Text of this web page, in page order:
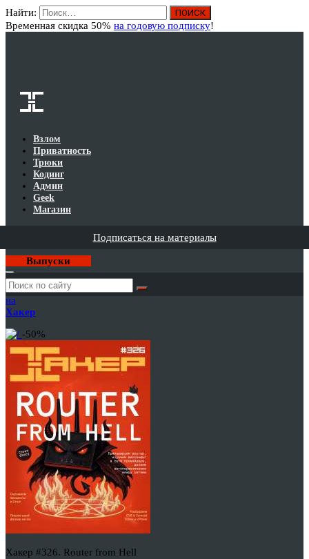
Найти:
Временная скидка 50% на годовую подписку!
Взлом
Приватность
Трюки
Кодинг
Админ
Geek
Магазин
Подписаться на материалы
Выпуски
Годовая
подписка
на
Хакер
-50%
Хакер #326. Router from Hell